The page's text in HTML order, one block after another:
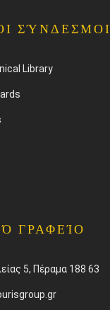
ΣΎΝΔΕΣΜΟΙ
Library
ΓΡΑΦΕΊΟ
5, Πέραμα 188 63